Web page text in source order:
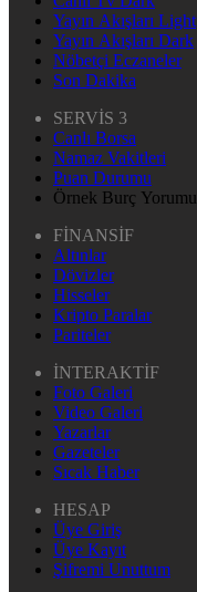
Yayın Akışları Light
Yayın Akışları Dark
Nöbetçi Eczaneler
Son Dakika
SERVİS 3
Canlı Borsa
Namaz Vakitleri
Puan Durumu
Örnek Burç Yorumu
FİNANSİF
Altınlar
Dövizler
Hisseler
Kripto Paralar
Pariteler
İNTERAKTİF
Foto Galeri
Video Galeri
Yazarlar
Gazeteler
Sıcak Haber
HESAP
Üye Giriş
Üye Kayıt
Şifremi Unuttum